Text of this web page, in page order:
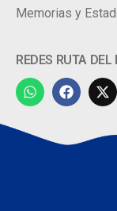
Memorias y
REDES RUTA DEL